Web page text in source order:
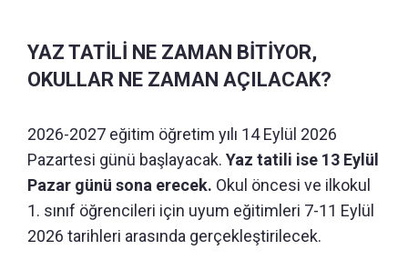
YAZ TATİLİ NE ZAMAN BİTİYOR,
OKULLAR NE ZAMAN AÇILACAK?
2026-2027 eğitim öğretim yılı 14 Eylül 2026
Pazartesi günü başlayacak. Yaz tatili ise 13 Eylül
Pazar günü sona erecek. Okul öncesi ve ilkokul
1. sınıf öğrencileri için uyum eğitimleri 7-11 Eylül
2026 tarihleri arasında gerçekleştirilecek.